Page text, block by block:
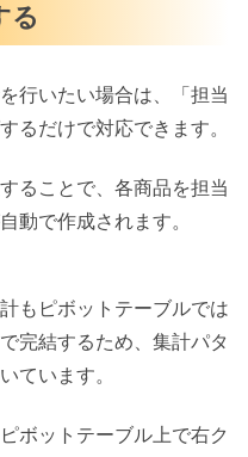
る
行いたい場合は、「担当
るだけで対応できます。
ることで、各商品を担当
動で作成されます。
もピボットテーブルでは
完結するため、集計パタ
ています。
ボットテーブル上で右ク